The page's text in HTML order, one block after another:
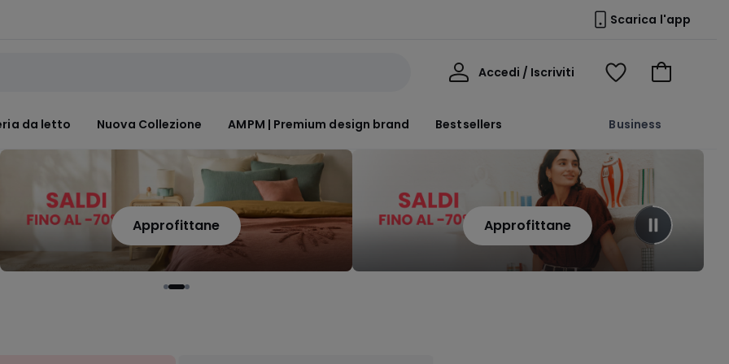
Scarica l'app
da letto Nuova Collezione AMPM | Premium design brand Bestsellers Business
Accedi / Iscriviti
Voir
Vai
Approfittane Approfittane